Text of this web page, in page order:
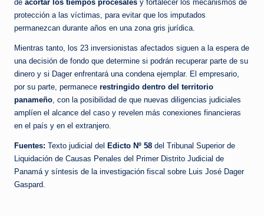
de acortar los tiempos procesales y fortalecer los mecanismos de
protección a las víctimas, para evitar que los imputados
permanezcan durante años en una zona gris jurídica.
Mientras tanto, los 23 inversionistas afectados siguen a la espera de
una decisión de fondo que determine si podrán recuperar parte de su
dinero y si Dager enfrentará una condena ejemplar. El empresario,
por su parte, permanece restringido dentro del territorio
panameño, con la posibilidad de que nuevas diligencias judiciales
amplíen el alcance del caso y revelen más conexiones financieras
en el país y en el extranjero.
Fuentes: Texto judicial del Edicto Nº 58 del Tribunal Superior de
Liquidación de Causas Penales del Primer Distrito Judicial de
Panamá y síntesis de la investigación fiscal sobre Luis José Dager
Gaspard.